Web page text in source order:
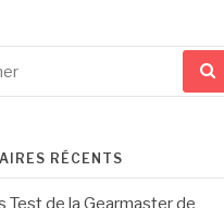
RÉCENTS
Test de la Gearmaster de